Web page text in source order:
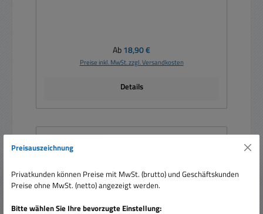
Regulärer Preis:
Ab18,90 €
Preise inkl. MwSt. zzgl. Versandkosten
Details
Preisauszeichnung
Privatkunden können Preise mit MwSt. (brutto) und Geschäftskunden
Preise ohne MwSt. (netto) angezeigt werden.
Bitte wählen Sie Ihre bevorzugte Einstellung: